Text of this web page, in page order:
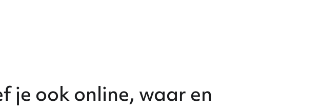
je ook online, waar en